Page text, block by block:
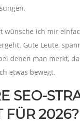
wünsche ich mir
Gute Leute,
denen man merkt,
etwas bewegt.
SEO-
FÜR 2026?